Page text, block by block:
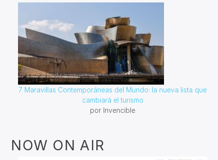
7 Maravillas Contemporáneas del Mundo: la nueva lista que
cambiará el turismo
por Invencible
NOW ON AIR